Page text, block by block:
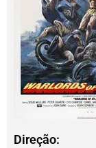
Direção: